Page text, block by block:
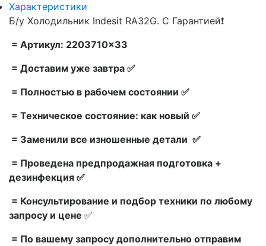
Характеристики
Б/у Холодильник Indesit RA32G. С Гарантией❗
= Артикул: 2203710×33
= Доставим уже завтра ✅
= Полностью в рабочем состоянии ✅
= Техническое состояние: как новый ✅
= Заменили все изношенные детали ✅
= Проведена предпродажная подготовка +
дезинфекция ✅
= Консультирование и подбор техники по любому
запросу и цене ✅
= По вашему запросу дополнительно отправим